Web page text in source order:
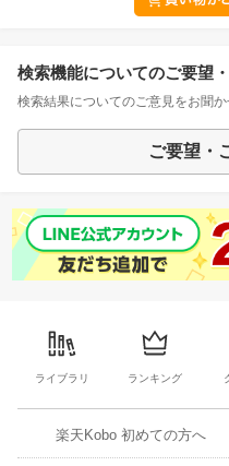
検索機能についてのご要望
検索結果についてのご意見をお聞か
ご要望・
ライブラリ ランキング
楽天Kobo 初めての方へ